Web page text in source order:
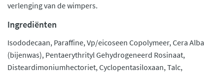
verlenging van de wimpers.
Ingrediënten
Isododecaan, Paraffine, Vp/eicoseen Copolymeer, Cera Alba
(bijenwas), Pentaerythrityl Gehydrogeneerd Rosinaat,
Disteardimoniumhectoriet, Cyclopentasiloxaan, Talc,